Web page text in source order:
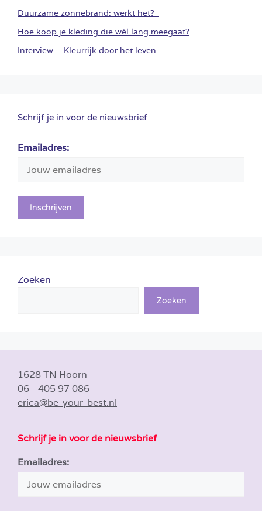
Duurzame zonnebrand: werkt het?
Hoe koop je kleding die wél lang meegaat?
Interview – Kleurrijk door het leven
Schrijf je in voor de nieuwsbrief
Emailadres:
Zoeken
Zoeken
1628 TN Hoorn
06 - 405 97 086
erica@be-your-best.nl
Schrijf je in voor de nieuwsbrief
Emailadres: